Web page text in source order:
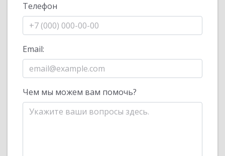
Телефон
Email:
Чем мы можем вам помочь?